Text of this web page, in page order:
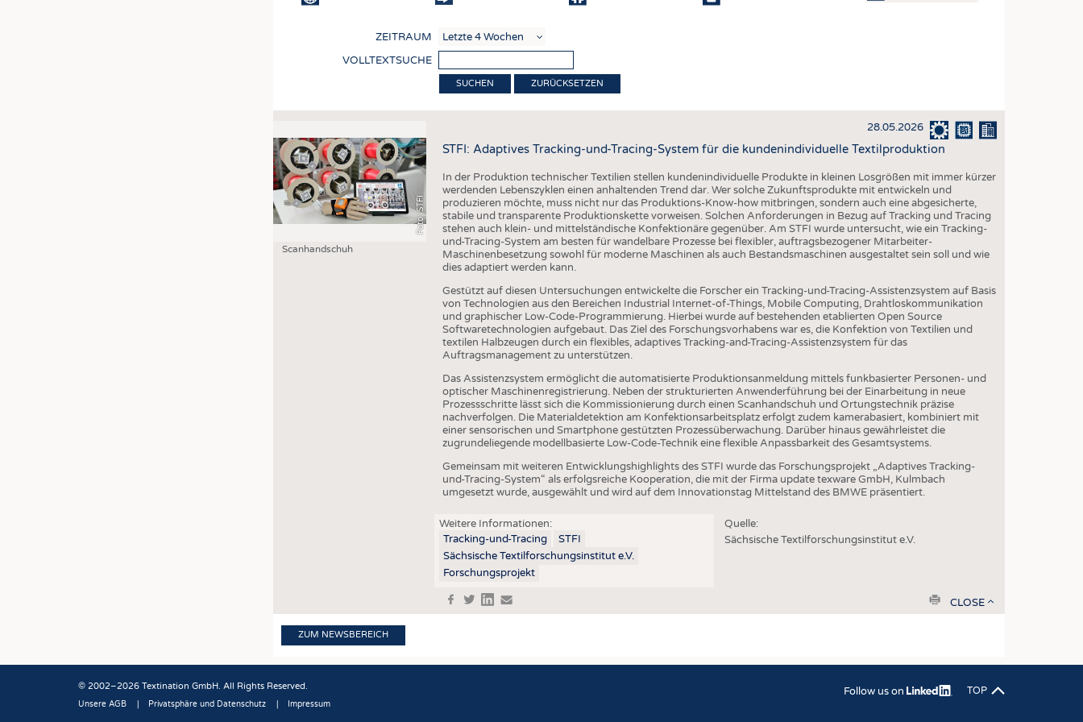
NACHHALTIGKEIT
KREISLAUFWIRTSCHAFT
TECHNISCHE TEXTILIEN
SMART TEXTILES
MEDIZIN
HAUS- UND HEIMTEXTILIEN
BEKLEIDUNG
TESTS
BUSINESS
UNTERNEHMEN
AUSSCHREIBUNGEN
DTV AUSSCHREIBUNGSDIENST
STATISTICS
TERMINE
BRANCHENTERMINE
ZEITRAUM
VOLLTEXTSUCHE
ZURÜCKSETZEN
Foto: STFI
Scanhandschuh
28.05.2026
STFI: Adaptives Tracking-und-Tracing-System für die kundenindividuelle Textilproduktion
In der Produktion technischer Textilien stellen kundenindividuelle Produkte in kleinen Losgrößen mit immer kürzer
werdenden Lebenszyklen einen anhaltenden Trend dar. Wer solche Zukunftsprodukte mit entwickeln und
produzieren möchte, muss nicht nur das Produktions-Know-how mitbringen, sondern auch eine abgesicherte,
stabile und transparente Produktionskette vorweisen. Solchen Anforderungen in Bezug auf Tracking und Tracing
stehen auch klein- und mittelständische Konfektionäre gegenüber. Am STFI wurde untersucht, wie ein Tracking-
und-Tracing-System am besten für wandelbare Prozesse bei flexibler, auftragsbezogener Mitarbeiter-
Maschinenbesetzung sowohl für moderne Maschinen als auch Bestandsmaschinen ausgestaltet sein soll und wie
dies adaptiert werden kann.
Gestützt auf diesen Untersuchungen entwickelte die Forscher ein Tracking-und-Tracing-Assistenzsystem auf Basis
von Technologien aus den Bereichen Industrial Internet-of-Things, Mobile Computing, Drahtloskommunikation
und graphischer Low-Code-Programmierung. Hierbei wurde auf bestehenden etablierten Open Source
Softwaretechnologien aufgebaut. Das Ziel des Forschungsvorhabens war es, die Konfektion von Textilien und
textilen Halbzeugen durch ein flexibles, adaptives Tracking-and-Tracing-Assistenzsystem für das
Auftragsmanagement zu unterstützen.
Das Assistenzsystem ermöglicht die automatisierte Produktionsanmeldung mittels funkbasierter Personen- und
optischer Maschinenregistrierung. Neben der strukturierten Anwenderführung bei der Einarbeitung in neue
Prozessschritte lässt sich die Kommissionierung durch einen Scanhandschuh und Ortungstechnik präzise
nachverfolgen. Die Materialdetektion am Konfektionsarbeitsplatz erfolgt zudem kamerabasiert, kombiniert mit
einer sensorischen und Smartphone gestützten Prozessüberwachung. Darüber hinaus gewährleistet die
zugrundeliegende modellbasierte Low-Code-Technik eine flexible Anpassbarkeit des Gesamtsystems.
Gemeinsam mit weiteren Entwicklungshighlights des STFI wurde das Forschungsprojekt „Adaptives Tracking-
und-Tracing-System“ als erfolgsreiche Kooperation, die mit der Firma update texware GmbH, Kulmbach
umgesetzt wurde, ausgewählt und wird auf dem Innovationstag Mittelstand des BMWE präsentiert.
Weitere Informationen:
Tracking-und-Tracing
STFI
Sächsische Textilforschungsinstitut e.V.
Forschungsprojekt
Quelle:
Sächsische Textilforschungsinstitut e.V.
in print
CLOSE
ZUM NEWSBEREICH
TOP
© 2002–2026 Textination GmbH. All Rights Reserved.
Unsere AGB Privatsphäre und Datenschutz Impressum
Follow us on